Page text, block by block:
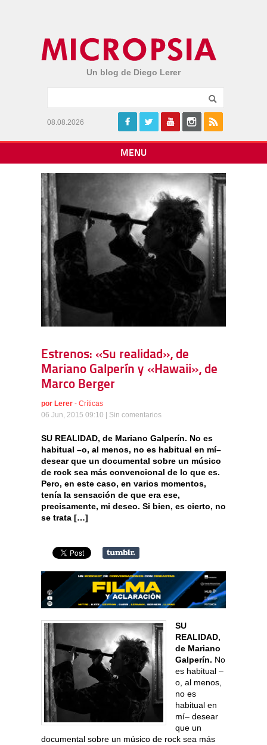
Un blog de Diego Lerer
08.08.2026
MENU
Estrenos: «Su realidad», de
Mariano Galperín y «Hawaii», de
Marco Berger
por Lerer - Críticas
06 Jun, 2015 09:10 | Sin comentarios
SU REALIDAD, de Mariano Galperín. No es
habitual –o, al menos, no es habitual en mí–
desear que un documental sobre un músico
de rock sea más convencional de lo que es.
Pero, en este caso, en varios momentos,
tenía la sensación de que era ese,
precisamente, mi deseo. Si bien, es cierto, no
se trata […]
SU
REALIDAD,
de Mariano
Galperín. No
es habitual –
o, al menos,
no es
habitual en
mí– desear
que un
documental sobre un músico de rock sea más